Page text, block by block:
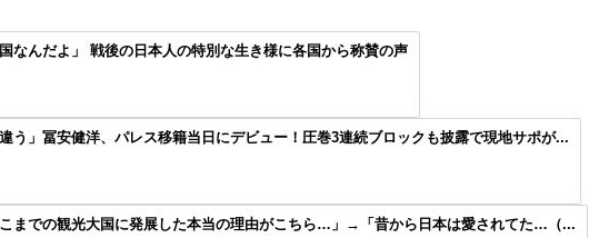
なんだよ」 戦後の日本人の特別な生き様に各国から称賛の声
う」冨安健洋、パレス移籍当日にデビュー！圧巻3連続ブロックも披露で現地サポが...
までの観光大国に発展した本当の理由がこちら…」→「昔から日本は愛されてた…（...